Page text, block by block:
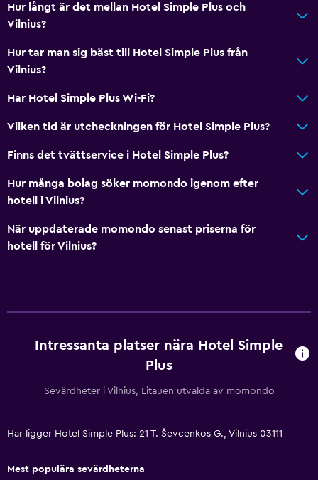
Hur långt är det mellan Hotel Simple Plus och
Vilnius?
Hur tar man sig bäst till Hotel Simple Plus från
Vilnius?
Har Hotel Simple Plus Wi-Fi?
Vilken tid är utcheckningen för Hotel Simple Plus?
Finns det tvättservice i Hotel Simple Plus?
Hur många bolag söker momondo igenom efter
hotell i Vilnius?
När uppdaterade momondo senast priserna för
hotell för Vilnius?
Intressanta platser nära Hotel Simple
Plus
Sevärdheter i Vilnius, Litauen utvalda av momondo
Här ligger Hotel Simple Plus: 21 T. Ševcenkos G., Vilnius 03111
Mest populära sevärdheterna